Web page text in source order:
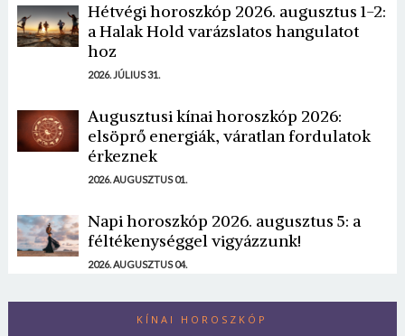
Hétvégi horoszkóp 2026. augusztus 1-2:
a Halak Hold varázslatos hangulatot
hoz
2026. JÚLIUS 31.
Augusztusi kínai horoszkóp 2026:
elsöprő energiák, váratlan fordulatok
érkeznek
2026. AUGUSZTUS 01.
Napi horoszkóp 2026. augusztus 5: a
féltékenységgel vigyázzunk!
2026. AUGUSZTUS 04.
KÍNAI HOROSZKÓP